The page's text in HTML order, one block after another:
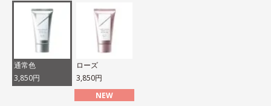
通常色
3,850円
ローズ
3,850円
NEW